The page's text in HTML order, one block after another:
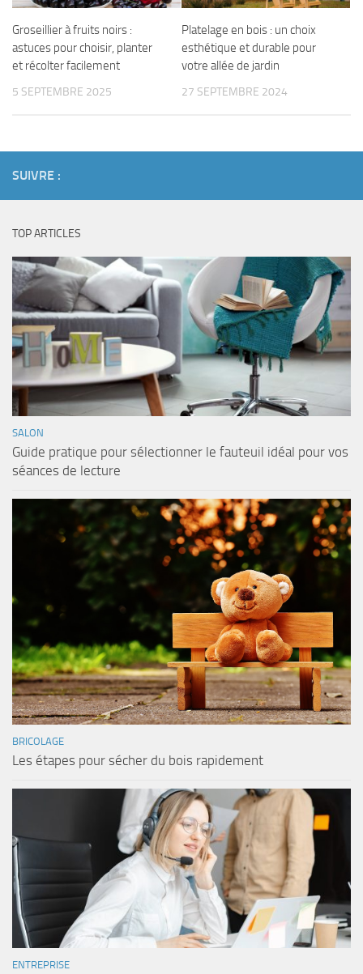
Groseillier à fruits noirs :
astuces pour choisir, planter
et récolter facilement
5 SEPTEMBRE 2025
Platelage en bois : un choix
esthétique et durable pour
votre allée de jardin
27 SEPTEMBRE 2024
SUIVRE :
TOP ARTICLES
SALON
Guide pratique pour sélectionner le fauteuil idéal pour vos
séances de lecture
BRICOLAGE
Les étapes pour sécher du bois rapidement
ENTREPRISE